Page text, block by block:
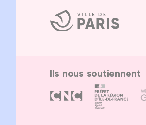
Ville
de
Paris
Ils nous soutiennent